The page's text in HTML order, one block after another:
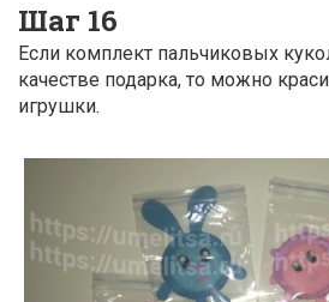
Шаг 16
Если комплект пальчиковых
качестве подарка, то можно
игрушки.